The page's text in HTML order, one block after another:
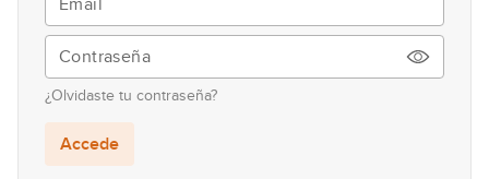
8
Live #9 Los modos griegos
¿Olvidaste tu contraseña?
Accede